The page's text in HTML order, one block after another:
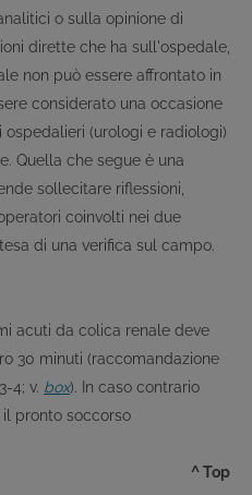
o sulla opinione di
dirette che ha sull'ospedale,
non può essere affrontato in
considerato una occasione
(urologi e radiologi)
Quella che segue è una
sollecitare riflessioni,
coinvolti nei due
di una verifica sul campo.
acuti da colica renale deve
30 minuti (raccomandazione
4; v. box). In caso contrario
pronto soccorso
^ Top